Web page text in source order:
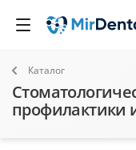
Каталог
профилактики